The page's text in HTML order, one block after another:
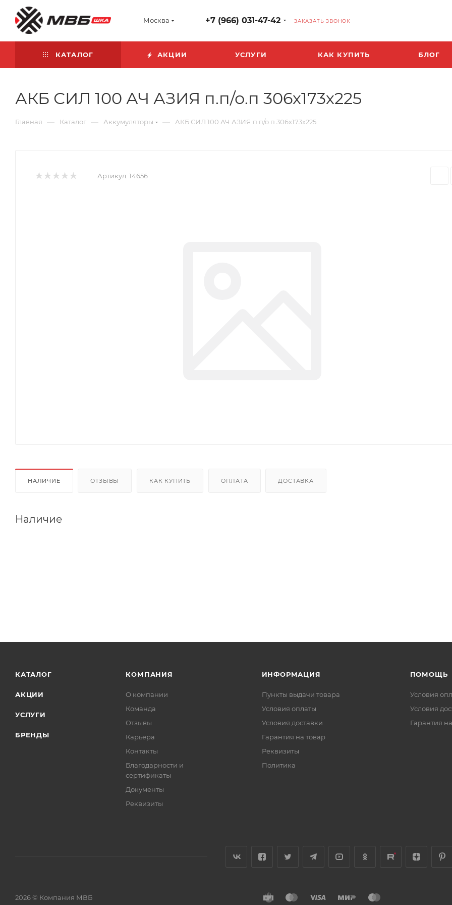
Москва +7 (966) 031-47-42 ЗАКАЗАТЬ ЗВОНОК
КАТАЛОГ АКЦИИ УСЛУГИ КАК КУПИТЬ БЛОГ
АКБ СИЛ 100 АЧ АЗИЯ п.п/о.п 306х173х225
Главная — Каталог — Аккумуляторы — АКБ СИЛ 100 АЧ АЗИЯ п.п/о.п 306х173х225
Артикул: 14656
НАЛИЧИЕ ОТЗЫВЫ КАК КУПИТЬ ОПЛАТА ДОСТАВКА
Наличие
КАТАЛОГ
АКЦИИ
УСЛУГИ
БРЕНДЫ
КОМПАНИЯ
О компании
Команда
Отзывы
Карьера
Контакты
Благодарности и
сертификаты
Документы
Реквизиты
ИНФОРМАЦИЯ
Пункты выдачи товара
Условия оплаты
Условия доставки
Гарантия на товар
Реквизиты
Политика
ПОМОЩЬ
Условия
Условия
Гарантия
2026 © Компания МВБ